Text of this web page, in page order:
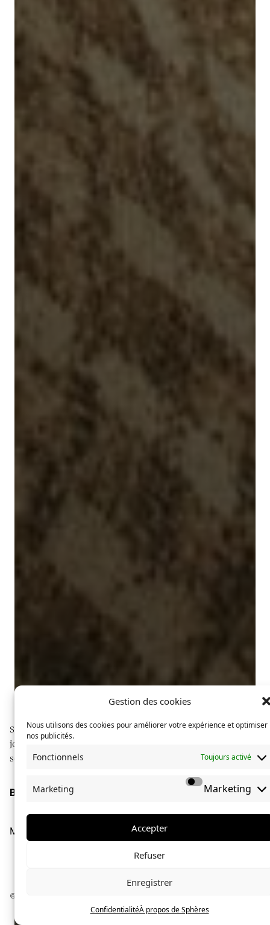
Gestion des cookies
Nous utilisons des cookies pour améliorer votre expérience et optimiser
nos publicités.
Fonctionnels Toujours activé
Marketing Marketing
Accepter
Refuser
Enregistrer
ConfidentialitéÀ propos de Sphères
Sphères explore des communautés à travers du
journalisme long format, illustré de photographies
soignées.
Boutique À propos de Sphères
Mentions légales
Confidentialité
© Sphères magazine — 2024 — Tous droits réservés